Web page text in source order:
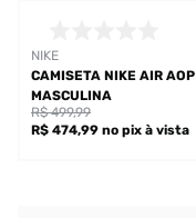
NIKE
CAMISETA NIKE AIR AOP
MASCULINA
R$ 474,99 no pix à vista
R$ 499,99